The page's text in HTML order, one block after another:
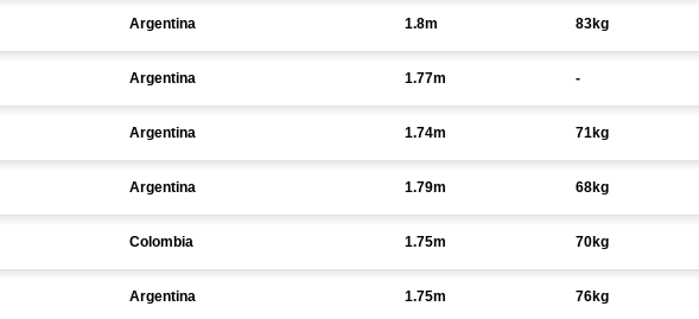
Argentina 1.8m 83kg
Argentina 1.77m -
Argentina 1.74m 71kg
Argentina 1.79m 68kg
Colombia 1.75m 70kg
Argentina 1.75m 76kg